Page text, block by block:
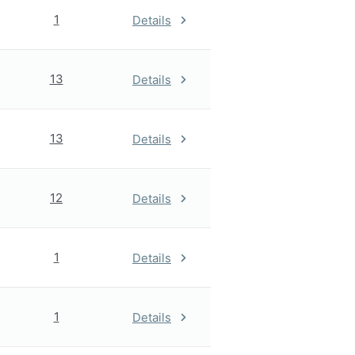
1 Details
13 Details
13 Details
12 Details
1 Details
1 Details